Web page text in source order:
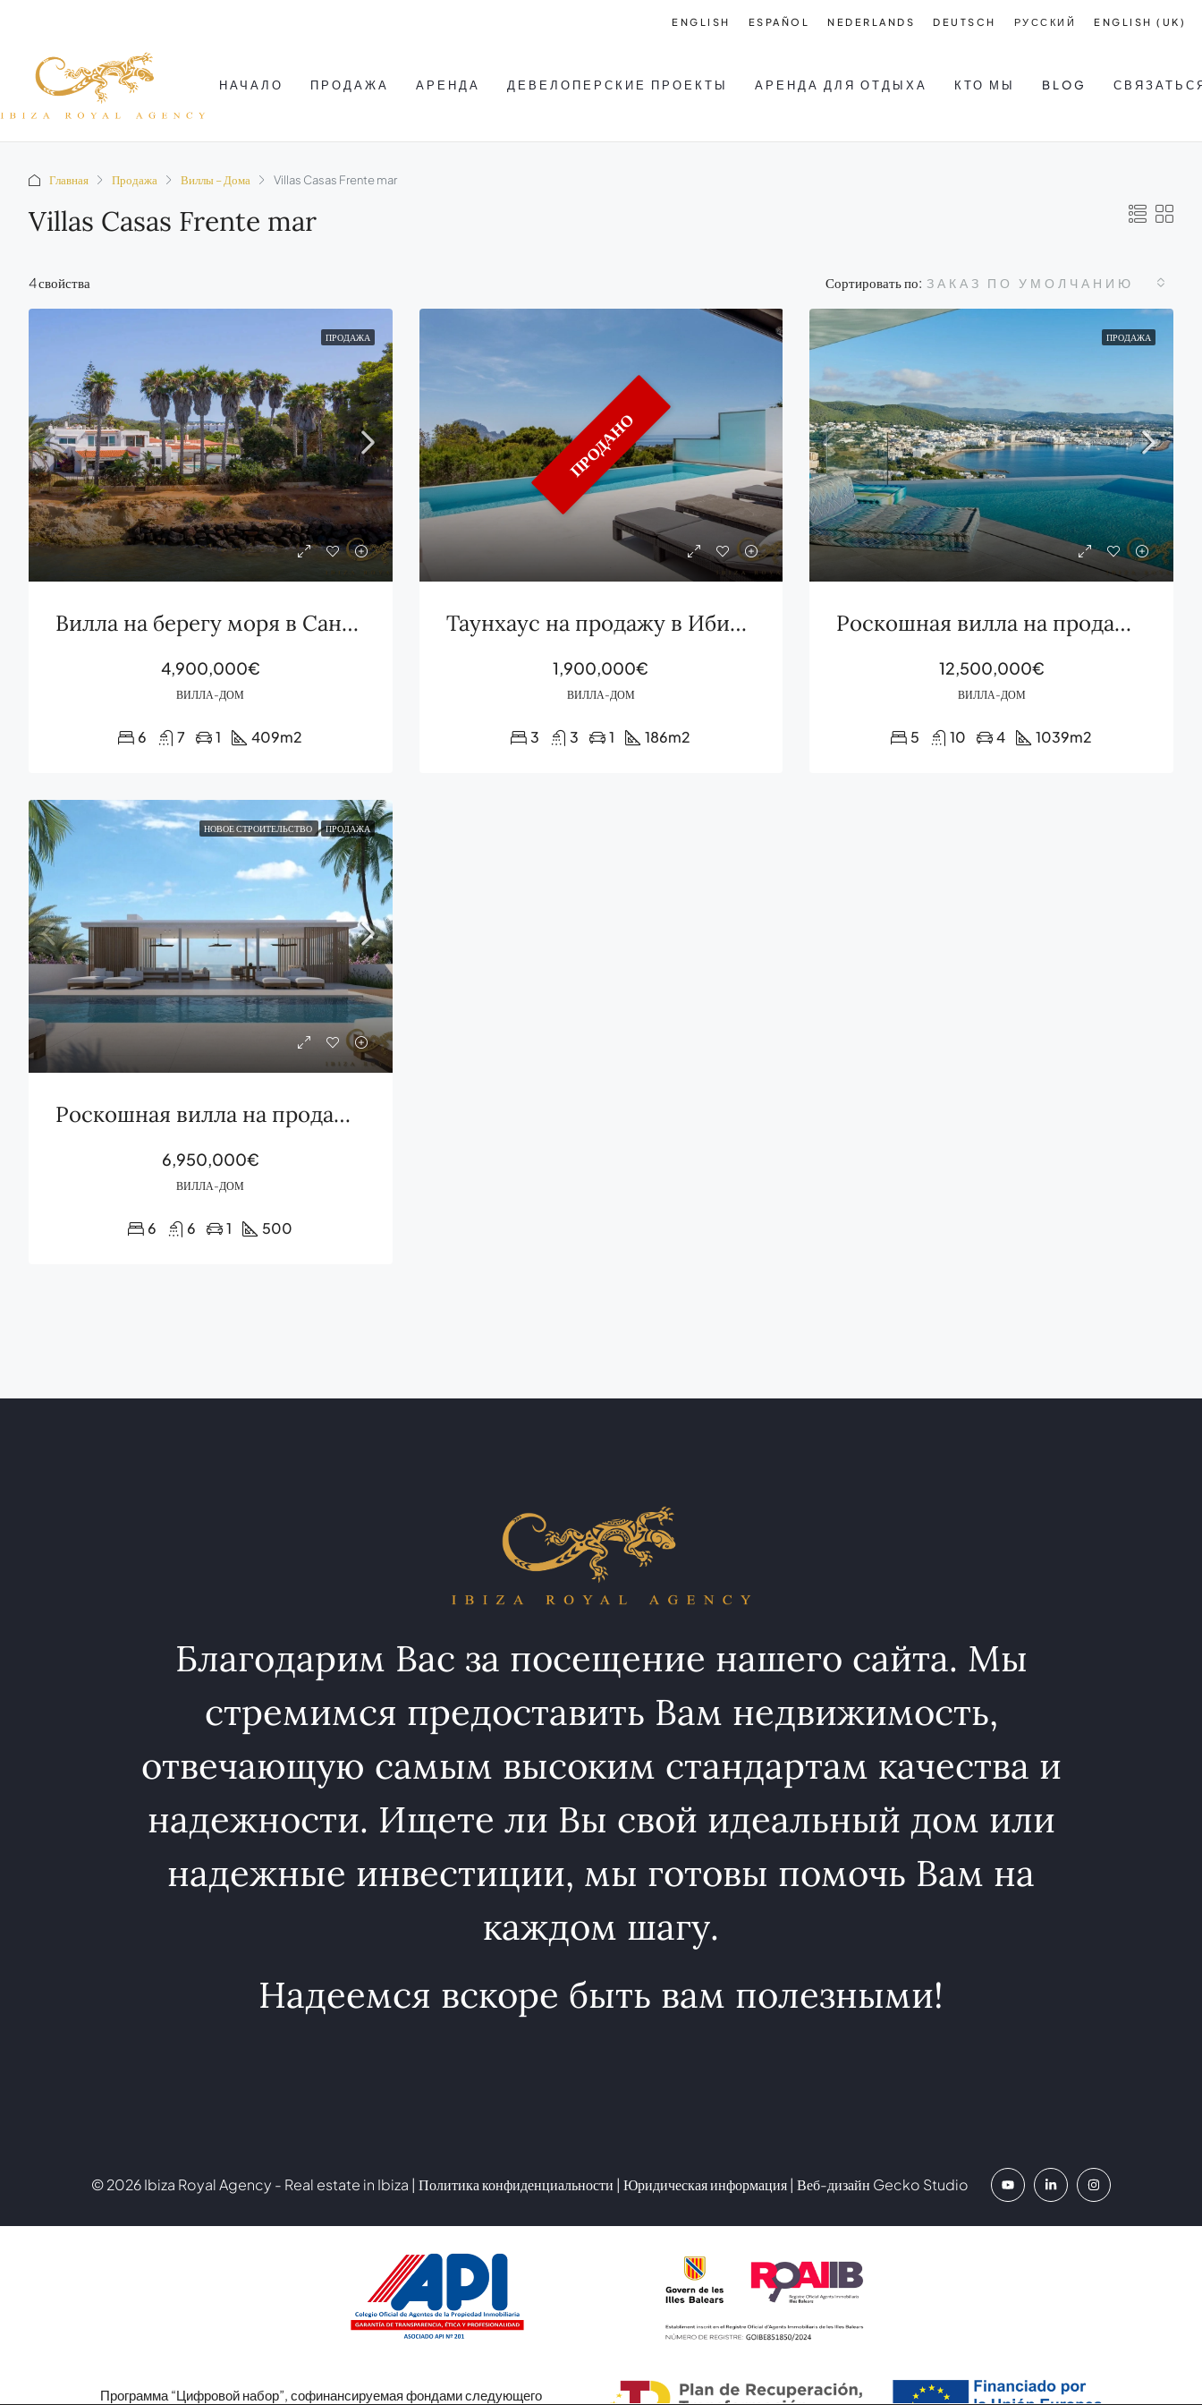
ENGLISH ESPAÑOL NEDERLANDS DEUTSCH РУССКИЙ ENGLISH (UK)
НАЧАЛО ПРОДАЖА АРЕНДА ДЕВЕЛОПЕРСКИЕ ПРОЕКТЫ АРЕНДА ДЛЯ ОТДЫХА КТО МЫ BLOG
Главная Продажа Виллы – Дома Villas Casas Frente mar
Villas Casas Frente mar
4 свойства Сортировать по: ЗАКАЗ ПО УМОЛЧАНИЮ
ПРОДАЖА
Вилла на берегу моря в Санта-Эулалия, Ибица
4,900,000€
ВИЛЛА-ДОМ
6 7 1 409m2
ПРОДАНО
Таунхаус на продажу в Ибице, Кала Карбо
1,900,000€
ВИЛЛА-ДОМ
3 3 1 186m2
ПРОДАЖА
Роскошная вилла на продажу в Санта-Эулария, Ибица
12,500,000€
ВИЛЛА-ДОМ
5 10 4 1039m2
НОВОЕ СТРОИТЕЛЬСТВО ПРОДАЖА
Роскошная вилла на продажу в Кап Мартинет, Ибица
6,950,000€
ВИЛЛА-ДОМ
6 6 1 500
Благодарим Вас за посещение нашего сайта. Мы
стремимся предоставить Вам недвижимость,
отвечающую самым высоким стандартам качества и
надежности. Ищете ли Вы свой идеальный дом или
надежные инвестиции, мы готовы помочь Вам на
каждом шагу.
Надеемся вскоре быть вам полезными!
© 2026 Ibiza Royal Agency - Real estate in Ibiza | Политика конфиденциальности | Юридическая информация| Веб-дизайн Gecko Studio
Программа “Цифровой набор”, софинансируемая фондами следующего